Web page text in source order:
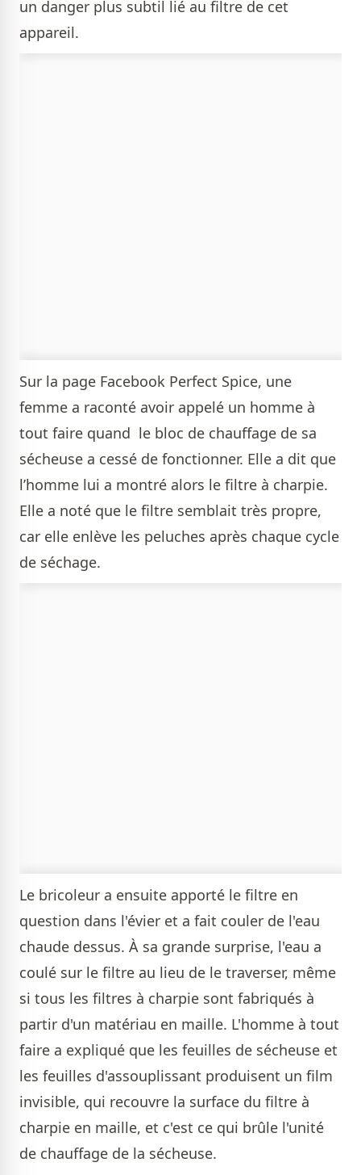
un danger plus subtil lié au filtre de cet
appareil.
Sur la page Facebook Perfect Spice, une
femme a raconté avoir appelé un homme à
tout faire quand le bloc de chauffage de sa
sécheuse a cessé de fonctionner. Elle a dit que
l’homme lui a montré alors le filtre à charpie.
Elle a noté que le filtre semblait très propre,
car elle enlève les peluches après chaque cycle
de séchage.
Le bricoleur a ensuite apporté le filtre en
question dans l'évier et a fait couler de l'eau
chaude dessus. À sa grande surprise, l'eau a
coulé sur le filtre au lieu de le traverser, même
si tous les filtres à charpie sont fabriqués à
partir d'un matériau en maille. L'homme à tout
faire a expliqué que les feuilles de sécheuse et
les feuilles d'assouplissant produisent un film
invisible, qui recouvre la surface du filtre à
charpie en maille, et c'est ce qui brûle l'unité
de chauffage de la sécheuse.